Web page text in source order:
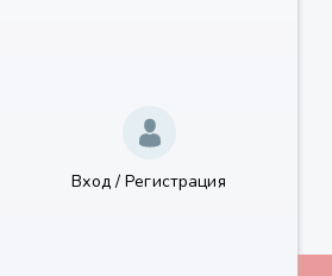
Вход /Регистрация